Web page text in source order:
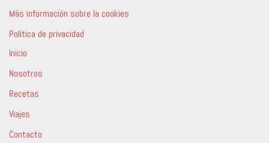
Más información sobre la cookies
Política de privacidad
Inicio
Nosotros
Recetas
Viajes
Contacto